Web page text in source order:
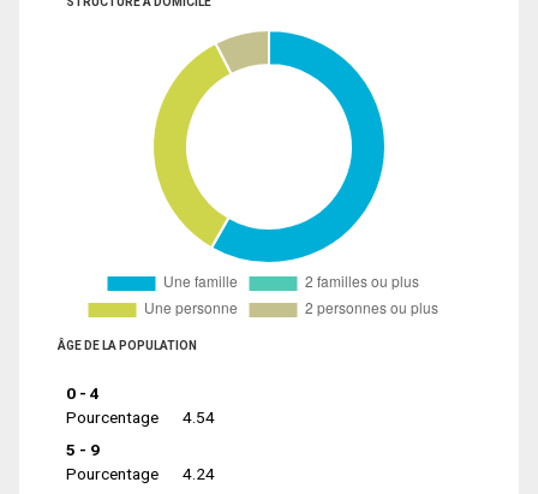
ÂGE DE LA POPULATION
0 - 4
Pourcentage
4.54
5 - 9
Pourcentage
4.24